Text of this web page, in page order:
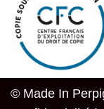
© Made In